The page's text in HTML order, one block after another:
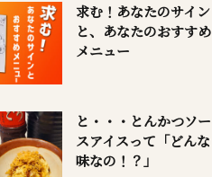
求む！あなたのサイン
と、あなたのおすすめ
メニュー
と・・・とんかつソー
スアイスって「どんな
味なの！？」